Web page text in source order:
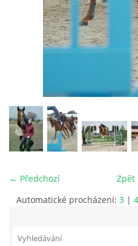
ODKAZY
NOVÝ PŘEKÁŽKOVÝ MATERIÁL
CENÍK SLUŽEB
PŘISPĚVEK ČUS KARVINA -
NÁHRADNÍ TERMÍN BRIGÁDY
NEDOSTAVILI NA PODZIMNÍ
← Předchozí
Zpět
Automatické procházení: 3 | 4